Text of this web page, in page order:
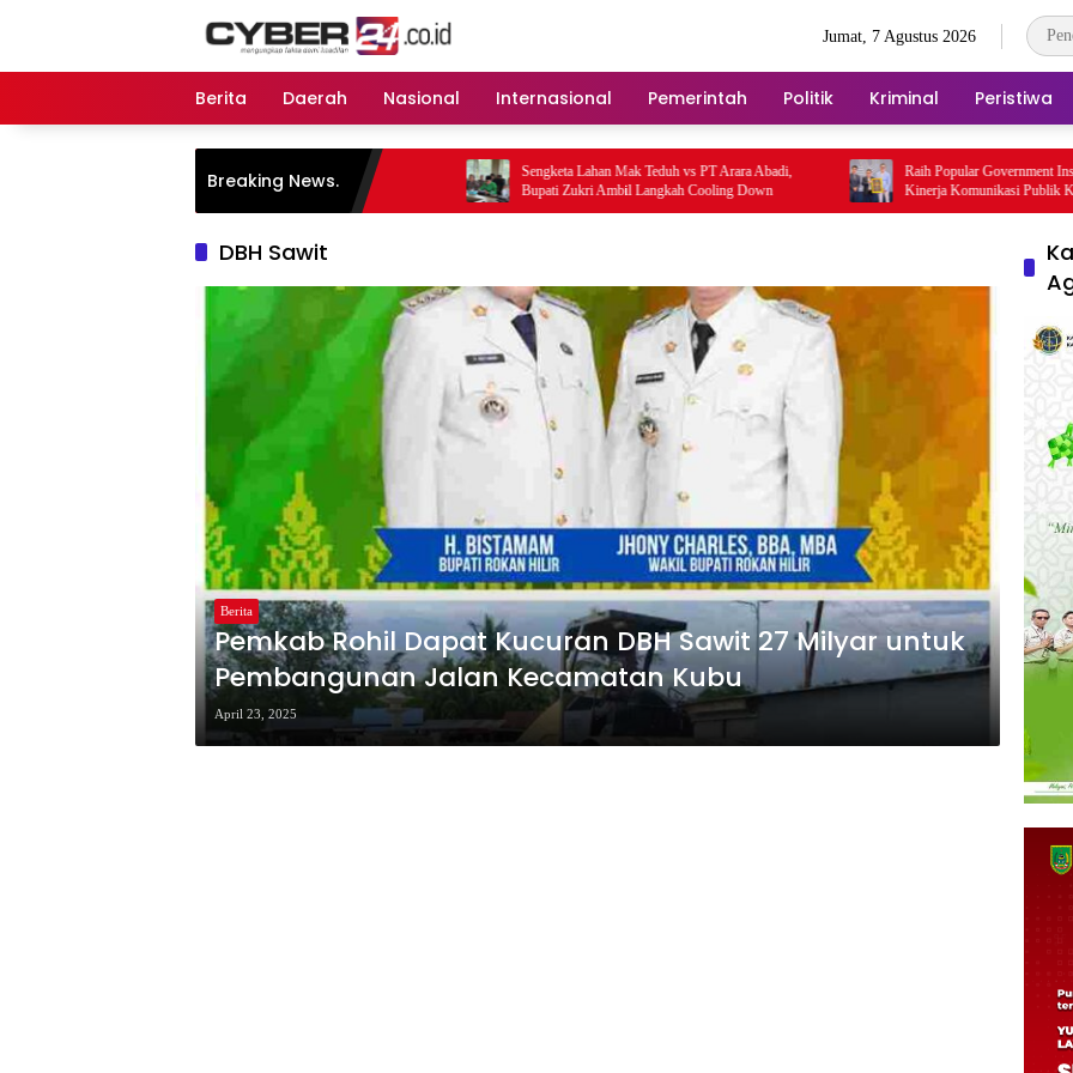
Jumat, 7 Agustus 2026
Berita Daerah Nasional Internasional Pemerintah Politik Kriminal Peristiwa
Breaking News.
Sengketa Lahan Mak Teduh vs PT Arara Abadi,
Bupati Zukri Ambil Langkah Cooling Down
Raih Popular Government Institutions Award
Kinerja Komunikasi Publik Kementerian ATR/
Kembali Diakui
DBH Sawit
Berita
Pemkab Rohil Dapat Kucuran DBH Sawit 27 Milyar untuk
Pembangunan Jalan Kecamatan Kubu
April 23, 2025